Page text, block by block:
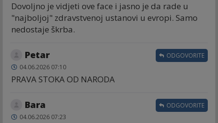
Dovoljno je vidjeti ove face i jasno je da rade u
"najboljoj" zdravstvenoj ustanovi u evropi. Samo
nedostaje škrba.
Petar
04.06.2026 07:10
PRAVA STOKA OD NARODA
ODGOVORITE
Bara
04.06.2026 07:23
ODGOVORITE